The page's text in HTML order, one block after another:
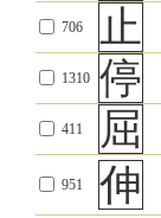
706 止
1310 停
411 屈
951 伸